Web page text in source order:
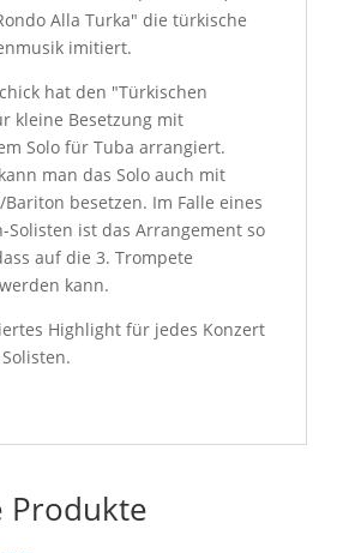
Alla Turka" die türkische
imitiert.
hat den "Türkischen
kleine Besetzung mit
Solo für Tuba arrangiert.
man das Solo auch mit
besetzen. Im Falle eines
Solisten ist das Arrangement so
auf die 3. Trompete
kann.
Highlight für jedes Konzert
Produkte